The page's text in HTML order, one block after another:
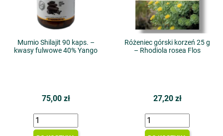
Mumio Shilajit 90 kaps. –
kwasy fulwowe 40% Yango
75,00 zł
Różeniec górski korzeń 25 g
– Rhodiola rosea Flos
27,20 zł